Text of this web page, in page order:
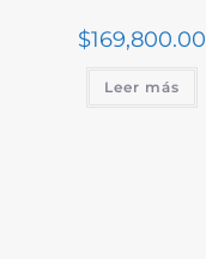
$169,800.00
Leer más